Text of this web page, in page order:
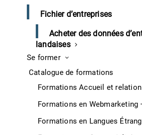
Fichier d’entreprises
Acheter des données
landaises
Se former
Catalogue de formations
Formations Accueil et
Formations en Webmarketing
Formations en Langues
Un site internet des services de
dédiée au Plan de Relance est
pour consulter les infos
échéances et les contacts utiles.
Landes
Entreprises et